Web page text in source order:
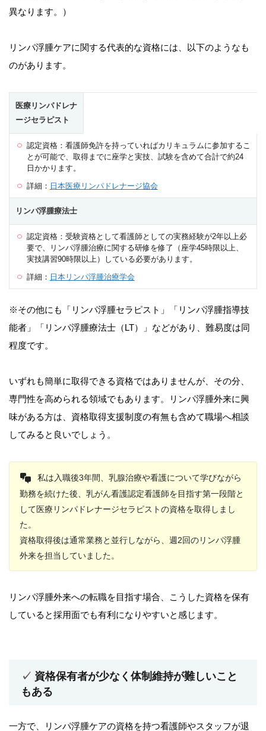
異なります。）
リンパ浮腫ケアに関する代表的な資格には、以下のようなも
のがあります。
医療リンパドレナ
ージセラピスト
認定資格：看護師免許を持っていればカリキュラムに参加するこ
とが可能で、取得までに座学と実技、試験を含めて合計で約24
日かかります。
詳細： 日本医療リンパドレナージ協会
リンパ浮腫療法士
認定資格：受験資格として看護師としての実務経験が2年以上必
要で、リンパ浮腫治療に関する研修を修了（座学45時限以上、
実技講習90時限以上）している必要があります。
詳細： 日本リンパ浮腫治療学会
※その他にも「リンパ浮腫セラピスト」「リンパ浮腫指導技
能者」「リンパ浮腫療法士（LT）」などがあり、難易度は同
程度です。
いずれも簡単に取得できる資格ではありませんが、その分、
専門性を高められる領域でもあります。リンパ浮腫外来に興
味がある方は、資格取得支援制度の有無も含めて職場へ相談
してみると良いでしょう。
私は入職後3年間、乳腺治療や看護について学びながら
勤務を続けた後、乳がん看護認定看護師を目指す第一段階と
して医療リンパドレナージセラピストの資格を取得しまし
た。
資格取得後は通常業務と並行しながら、週2回のリンパ浮腫
外来を担当していました。
リンパ浮腫外来への転職を目指す場合、こうした資格を保有
していると採用面でも有利になりやすいと感じます。
資格保有者が少なく体制維持が難しいこと
もある
一方で、リンパ浮腫ケアの資格を持つ看護師やスタッフが退